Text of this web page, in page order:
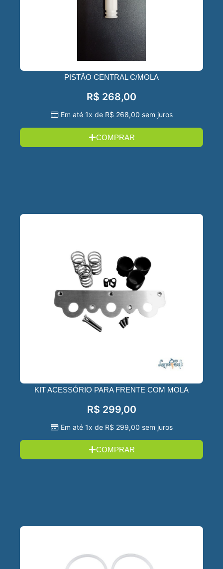
PISTÃO CENTRAL C/MOLA
R$ 268,00
Em até 1x de R$ 268,00 sem juros
COMPRAR
KIT ACESSÓRIO PARA FRENTE COM MOLA
R$ 299,00
Em até 1x de R$ 299,00 sem juros
COMPRAR